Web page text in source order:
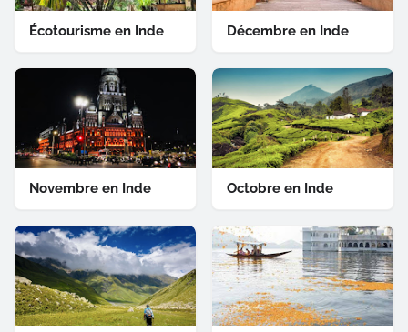
Écotourisme en Inde Décembre en Inde
Novembre en Inde Octobre en Inde